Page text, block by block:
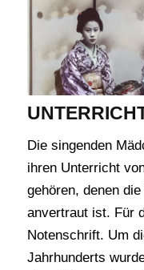
Die singenden
ihren Unterricht
gehören, denen
anvertraut ist. Für
Notenschrift. Um
Jahrhunderts